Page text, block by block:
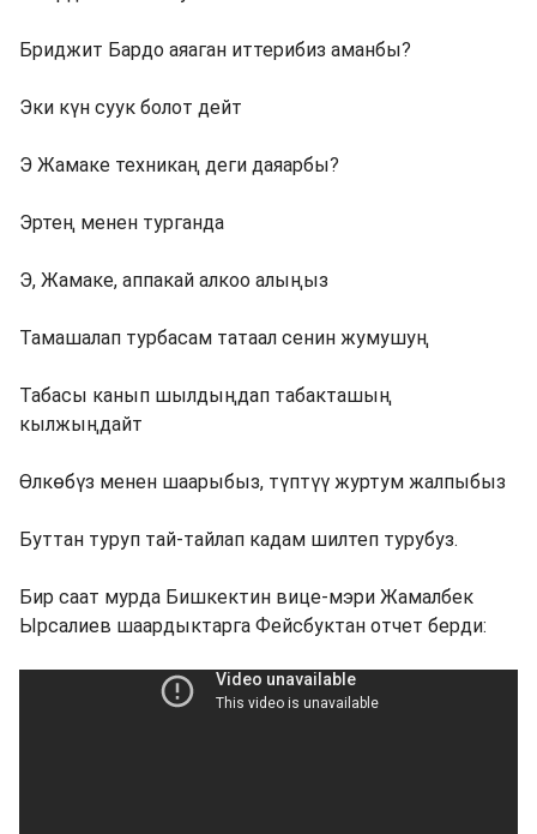
Бриджит Бардо аяаган иттерибиз аманбы?
Эки күн суук болот дейт
Э Жамаке техникаң деги даяарбы?
Эртең менен турганда
Э, Жамаке, аппакай алкоо алыңыз
Тамашалап турбасам татаал сенин жумушуң
Табасы канып шылдыңдап табакташың
кылжыңдайт
Өлкөбүз менен шаарыбыз, түптүү журтум жалпыбыз
Буттан туруп тай-тайлап кадам шилтеп турубуз.
Бир саат мурда Бишкектин вице-мэри Жамалбек
Ырсалиев шаардыктарга Фейсбуктан отчет берди: